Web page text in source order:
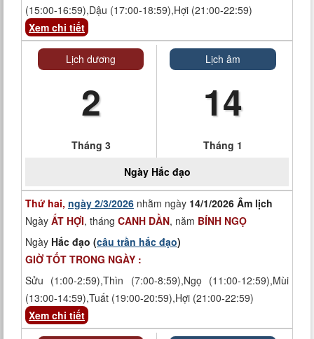
(15:00-16:59),Dậu (17:00-18:59),Hợi (21:00-22:59)
Xem chi tiết
Lịch dương
2
Tháng 3
Lịch âm
14
Tháng 1
Ngày Hắc đạo
Thứ hai, ngày 2/3/2026 nhằm ngày 14/1/2026 Âm lịch
Ngày ẤT HỢI, tháng CANH DẦN, năm BÍNH NGỌ
Ngày Hắc đạo (câu trần hắc đạo)
GIỜ TỐT TRONG NGÀY :
Sửu (1:00-2:59),Thìn (7:00-8:59),Ngọ (11:00-12:59),Mùi
(13:00-14:59),Tuất (19:00-20:59),Hợi (21:00-22:59)
Xem chi tiết